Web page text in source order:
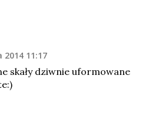
2014 11:17
skały dziwnie uformowane